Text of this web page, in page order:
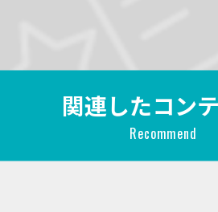
関連したコン
Recommend